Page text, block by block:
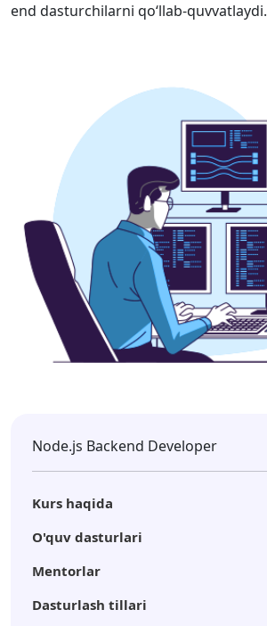
end dasturchilarni qoʻllab-quvvatlaydi.
Node.js Backend Developer
Kurs haqida
O'quv dasturlari
Mentorlar
Dasturlash tillari